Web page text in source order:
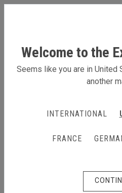
Welcome to the
Seems like you are in United
another
INTERNATIONAL
FRANCE